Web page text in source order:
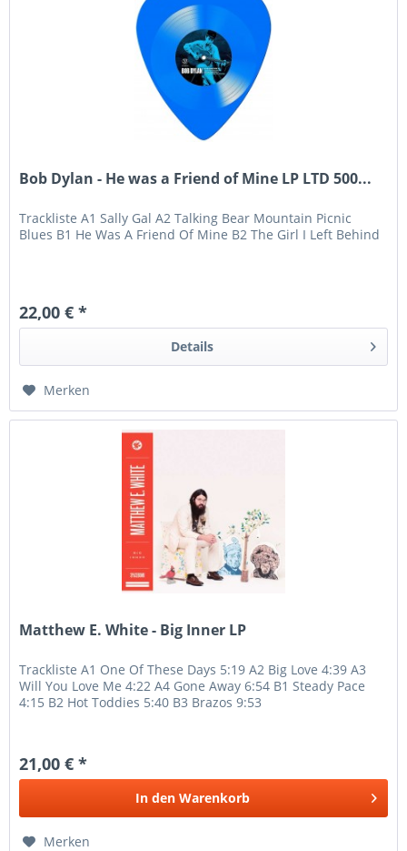
Bob Dylan - He was a Friend of Mine LP LTD 500...
Trackliste A1 Sally Gal A2 Talking Bear Mountain Picnic
Blues B1 He Was A Friend Of Mine B2 The Girl I Left Behind
22,00 € *
Details
Merken
Matthew E. White - Big Inner LP
Trackliste A1 One Of These Days 5:19 A2 Big Love 4:39 A3
Will You Love Me 4:22 A4 Gone Away 6:54 B1 Steady Pace
4:15 B2 Hot Toddies 5:40 B3 Brazos 9:53
21,00 € *
In den Warenkorb
Merken